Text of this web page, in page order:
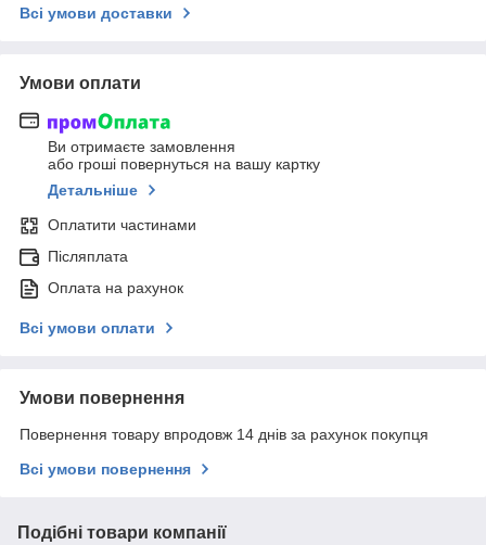
Всі умови доставки
Умови оплати
Ви отримаєте замовлення
або гроші повернуться на вашу картку
Детальніше
Оплатити частинами
Післяплата
Оплата на рахунок
Всі умови оплати
Умови повернення
Повернення товару впродовж 14 днів за рахунок покупця
Всі умови повернення
Подібні товари компанії